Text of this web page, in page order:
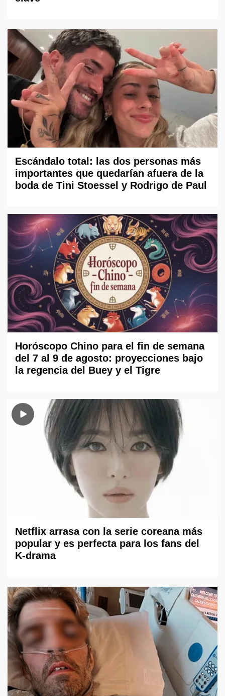
Escándalo total: las dos personas más
importantes que quedarían afuera de la
boda de Tini Stoessel y Rodrigo de Paul
Horóscopo Chino para el fin de semana
del 7 al 9 de agosto: proyecciones bajo
la regencia del Buey y el Tigre
Netflix arrasa con la serie coreana más
popular y es perfecta para los fans del
K-drama